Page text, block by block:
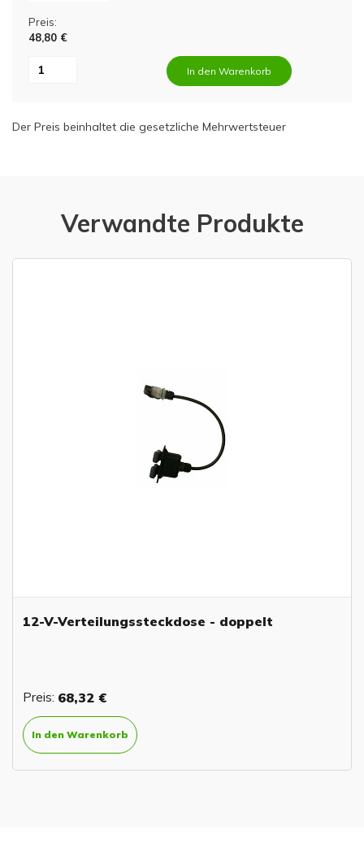
Preis:
48,80 €
In den Warenkorb
Der Preis beinhaltet die gesetzliche Mehrwertsteuer
Verwandte Produkte
12-V-Verteilungssteckdose - doppelt
Preis: 68,32 €
In den Warenkorb